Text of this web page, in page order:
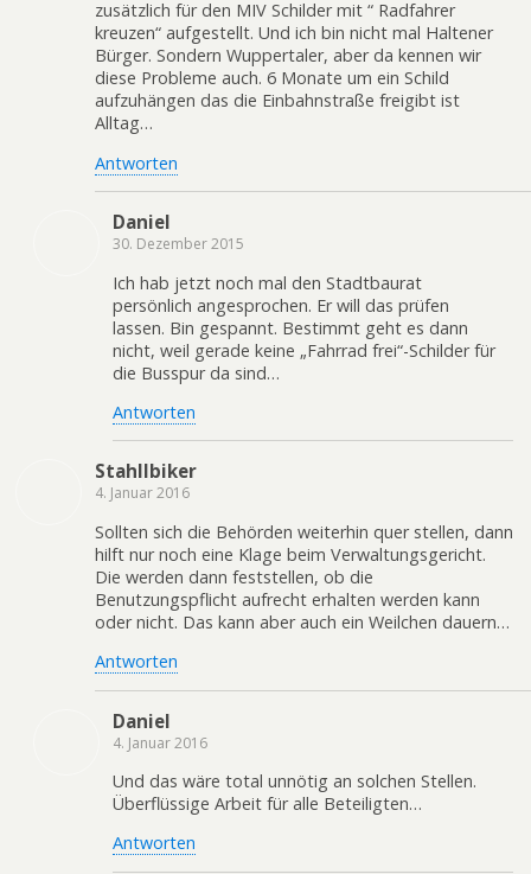
zusätzlich für den MIV Schilder mit “ Radfahrer
kreuzen“ aufgestellt. Und ich bin nicht mal Haltener
Bürger. Sondern Wuppertaler, aber da kennen wir
diese Probleme auch. 6 Monate um ein Schild
aufzuhängen das die Einbahnstraße freigibt ist
Alltag…
Antworten
Daniel
30. Dezember 2015
Ich hab jetzt noch mal den Stadtbaurat
persönlich angesprochen. Er will das prüfen
lassen. Bin gespannt. Bestimmt geht es dann
nicht, weil gerade keine „Fahrrad frei“-Schilder für
die Busspur da sind…
Antworten
Stahllbiker
4. Januar 2016
Sollten sich die Behörden weiterhin quer stellen, dann
hilft nur noch eine Klage beim Verwaltungsgericht.
Die werden dann feststellen, ob die
Benutzungspflicht aufrecht erhalten werden kann
oder nicht. Das kann aber auch ein Weilchen dauern…
Antworten
Daniel
4. Januar 2016
Und das wäre total unnötig an solchen Stellen.
Überflüssige Arbeit für alle Beteiligten…
Antworten